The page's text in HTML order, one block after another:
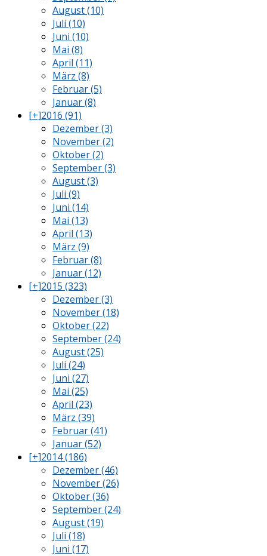
August (10)
Juli (10)
Juni (10)
Mai (8)
April (11)
März (8)
Februar (5)
Januar (8)
[+]2016 (91)
Dezember (3)
November (2)
Oktober (2)
September (3)
August (3)
Juli (9)
Juni (14)
Mai (13)
April (13)
März (9)
Februar (8)
Januar (12)
[+]2015 (323)
Dezember (3)
November (18)
Oktober (22)
September (24)
August (25)
Juli (24)
Juni (27)
Mai (25)
April (23)
März (39)
Februar (41)
Januar (52)
[+]2014 (186)
Dezember (46)
November (26)
Oktober (36)
September (24)
August (19)
Juli (18)
Juni (17)